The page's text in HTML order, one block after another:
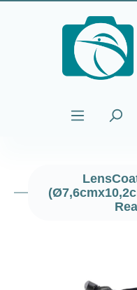
Passer au contenu